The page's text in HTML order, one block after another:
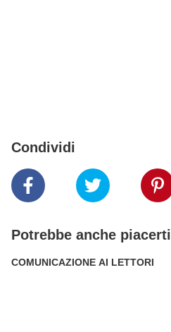
Condividi
Potrebbe anche piacerti
COMUNICAZIONE AI LETTORI